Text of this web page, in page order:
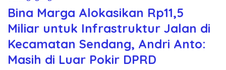
Bina Marga Alokasikan Rp11,5
Miliar untuk Infrastruktur Jalan di
Kecamatan Sendang, Andri Anto:
Masih di Luar Pokir DPRD